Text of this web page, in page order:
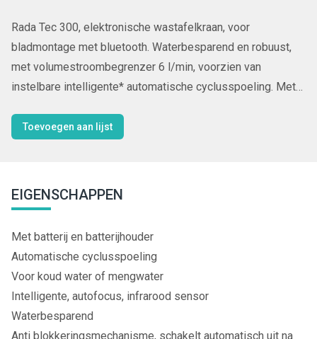
Rada Tec 300, elektronische wastafelkraan, voor
bladmontage met bluetooth. Waterbesparend en robuust,
met volumestroombegrenzer 6 l/min, voorzien van
instelbare intelligente* automatische cyclusspoeling. Met
uit te lezen via bluetooth App, met registratie van max.
Toevoegen aan lijst
EIGENSCHAPPEN
Met batterij en batterijhouder
Automatische cyclusspoeling
Voor koud water of mengwater
Intelligente, autofocus, infrarood sensor
Waterbesparend
Anti blokkeringsmechanisme, schakelt automatisch uit na